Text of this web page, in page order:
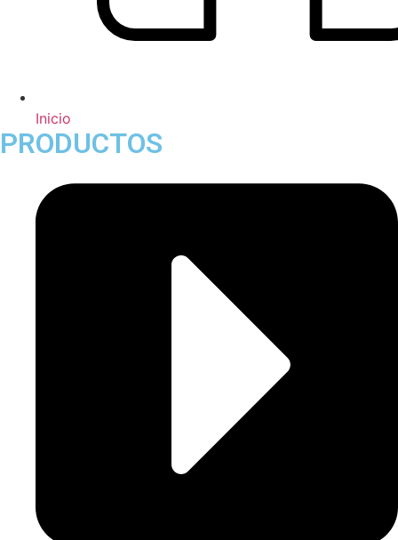
Inicio
PRODUCTOS